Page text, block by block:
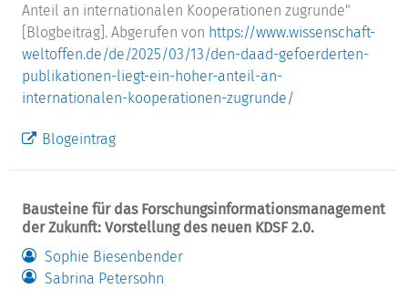
Anteil an internationalen Kooperationen zugrunde"
[Blogbeitrag]. Abgerufen von https://www.wissenschaft-
weltoffen.de/de/2025/03/13/den-daad-gefoerderten-
publikationen-liegt-ein-hoher-anteil-an-
internationalen-kooperationen-zugrunde/
Blogeintrag
Bausteine für das Forschungsinformationsmanagement
der Zukunft: Vorstellung des neuen KDSF 2.0.
Sophie Biesenbender
Sabrina Petersohn